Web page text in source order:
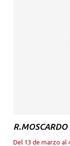
R.MOSCARDO
Del 13 de marzo al